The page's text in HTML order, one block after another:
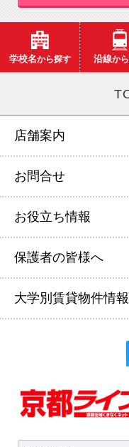
学校名から探す 沿線か
店舗案内
お問合せ
お役立ち情報
保護者の皆様へ
大学別賃貸物件情報